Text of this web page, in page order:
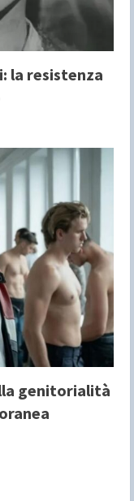
la resistenza
genitorialità